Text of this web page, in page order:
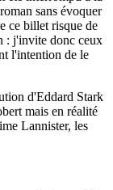
sans évoquer
ce billet risque de
: j'invite donc ceux
l'intention de le
d'Eddard Stark
mais en réalité
Lannister, les